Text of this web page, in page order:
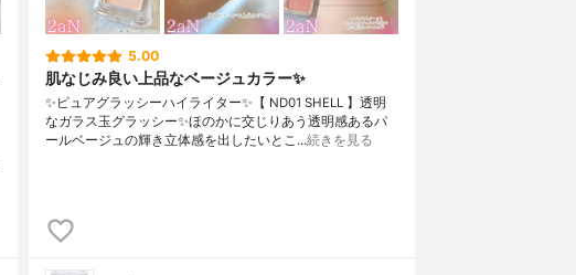
5.00
肌なじみ良い上品なベージュカラー✨️
✨️ピュアグラッシーハイライター✨️【 ND01 SHELL 】透明
なガラス玉グラッシー✨️ほのかに交じりあう透明感あるパ
ールベージュの輝き立体感を出したいとこ…続きを見る